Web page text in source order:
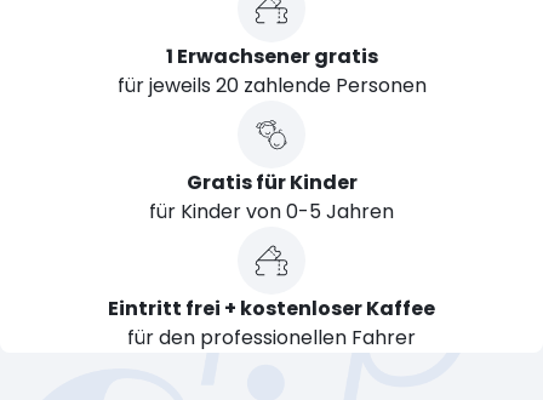
1 Erwachsener gratis
für jeweils 20 zahlende Personen
Gratis für Kinder
für Kinder von 0-5 Jahren
Eintritt frei + kostenloser Kaffee
für den professionellen Fahrer